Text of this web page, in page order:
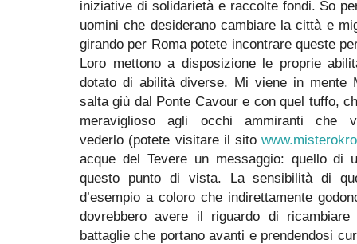
iniziative di solidarietà e raccolte fondi. So
uomini che desiderano cambiare la città e
girando per Roma potete incontrare queste
Loro mettono a disposizione le proprie
dotato di abilità diverse. Mi viene in mente
salta giù dal Ponte Cavour e con quel tuffo,
meraviglioso agli occhi ammiranti che
vederlo (potete visitare il sito
acque del Tevere un messaggio: quello di
questo punto di vista. La sensibilità di
d’esempio a coloro che indirettamente
dovrebbero avere il riguardo di
battaglie che portano avanti e prendendosi